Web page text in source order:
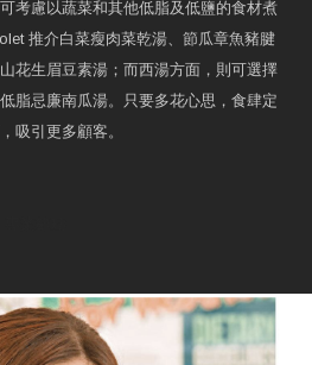
考慮以蔬菜和其他低脂及低鹽的食材煮
推介白菜瘦肉菜乾湯、節瓜章魚豬腱
花生眉豆素湯；而西湯方面，則可選擇
脂忌廉南瓜湯。只要多花心思，食肆定
吸引更多顧客。